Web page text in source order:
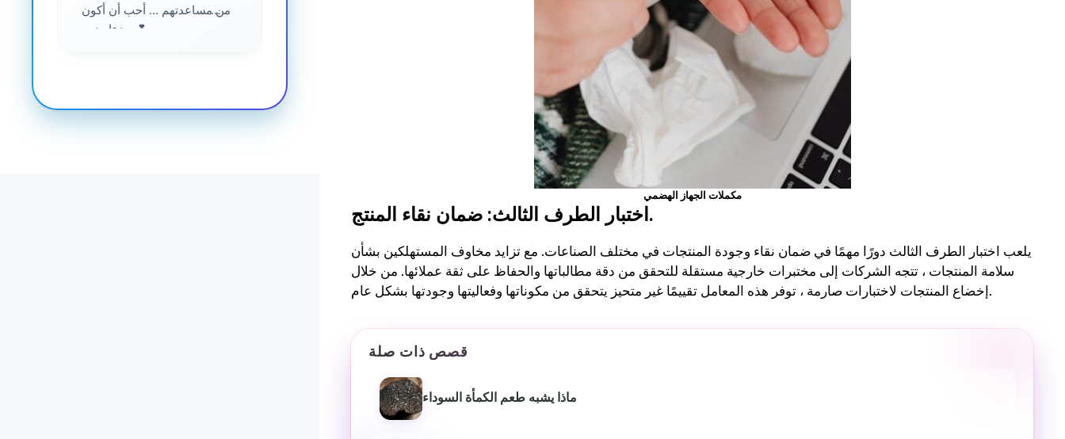
مكملات الجهاز الهضمي
اختبار الطرف الثالث: ضمان نقاء المنتج.
يلعب اختبار الطرف الثالث دورًا مهمًا في ضمان نقاء وجودة المنتجات في مختلف الصناعات. مع تزايد مخاوف المستهلكين بشأن
سلامة المنتجات ، تتجه الشركات إلى مختبرات خارجية مستقلة للتحقق من دقة مطالباتها والحفاظ على ثقة عملائها. من خلال
إخضاع المنتجات لاختبارات صارمة ، توفر هذه المعامل تقييمًا غير متحيز يتحقق من مكوناتها وفعاليتها وجودتها بشكل عام.
قصص ذات صلة
ماذا يشبه طعم الكمأة السوداء
من مساعدتهم ... أحب أن أكون
جزءا منهم 💕
خطوة على الطريق - موصى به
للغاية لأي شخص جاد في